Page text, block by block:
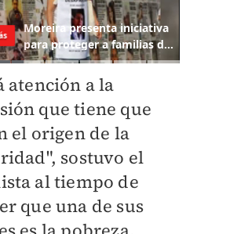
atención a la
que tiene que
el origen de la
sostuvo el
al tiempo de
que una de sus